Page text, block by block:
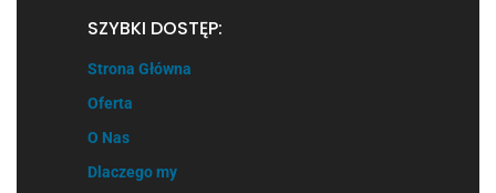
SZYBKI DOSTĘP:
Strona Główna
Oferta
O Nas
Dlaczego my